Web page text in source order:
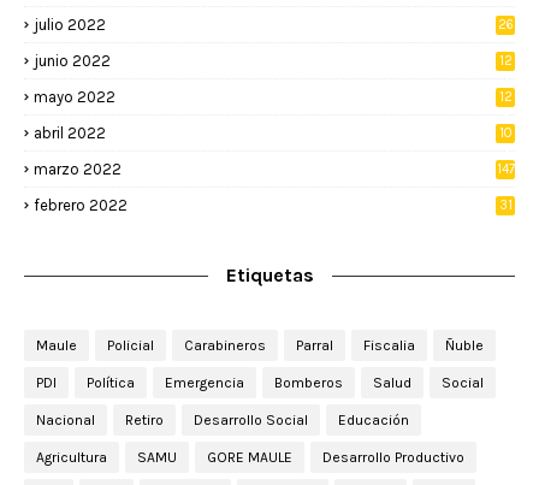
julio 2022 26
junio 2022
12
mayo 2022
12
abril 2022
10
marzo 2022 147
febrero 2022 31
Etiquetas
Maule Policial Carabineros Parral Fiscalia Ñuble
PDI Política Emergencia Bomberos Salud Social
Nacional Retiro Desarrollo Social Educación
Agricultura SAMU GORE MAULE Desarrollo Productivo